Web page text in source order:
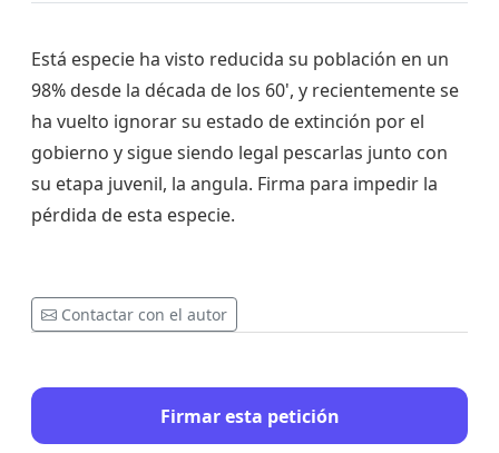
Está especie ha visto reducida su población en un
98% desde la década de los 60', y recientemente se
ha vuelto ignorar su estado de extinción por el
gobierno y sigue siendo legal pescarlas junto con
su etapa juvenil, la angula. Firma para impedir la
pérdida de esta especie.
Contactar con el autor
Firmar esta petición